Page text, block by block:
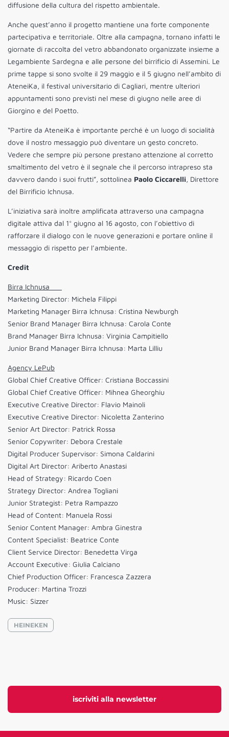
iscriviti alla newsletter
diffusione della cultura del rispetto ambientale.
Anche quest’anno il progetto mantiene una forte componente
partecipativa e territoriale. Oltre alla campagna, tornano infatti le
giornate di raccolta del vetro abbandonato organizzate insieme a
Legambiente Sardegna e alle persone del birrificio di Assemini. Le
prime tappe si sono svolte il 29 maggio e il 5 giugno nell’ambito di
AteneiKa, il festival universitario di Cagliari, mentre ulteriori
appuntamenti sono previsti nel mese di giugno nelle aree di
Giorgino e del Poetto.
“Partire da AteneiKa è importante perché è un luogo di socialità
dove il nostro messaggio può diventare un gesto concreto.
Vedere che sempre più persone prestano attenzione al corretto
smaltimento del vetro è il segnale che il percorso intrapreso sta
davvero dando i suoi frutti”, sottolinea Paolo Ciccarelli, Direttore
del Birrificio Ichnusa.
L’iniziativa sarà inoltre amplificata attraverso una campagna
digitale attiva dal 1° giugno al 16 agosto, con l’obiettivo di
rafforzare il dialogo con le nuove generazioni e portare online il
messaggio di rispetto per l’ambiente.
Credit
Birra Ichnusa
Marketing Director: Michela Filippi
Marketing Manager Birra Ichnusa: Cristina Newburgh
Senior Brand Manager Birra Ichnusa: Carola Conte
Brand Manager Birra Ichnusa: Virginia Campitiello
Junior Brand Manager Birra Ichnusa: Marta Lilliu
Agency LePub
Global Chief Creative Officer: Cristiana Boccassini
Global Chief Creative Officer: Mihnea Gheorghiu
Executive Creative Director: Flavio Mainoli
Executive Creative Director: Nicoletta Zanterino
Senior Art Director: Patrick Rossa
Senior Copywriter: Debora Crestale
Digital Producer Supervisor: Simona Caldarini
Digital Art Director: Ariberto Anastasi
Head of Strategy: Ricardo Coen
Strategy Director: Andrea Togliani
Junior Strategist: Petra Rampazzo
Head of Content: Manuela Rossi
Senior Content Manager: Ambra Ginestra
Content Specialist: Beatrice Conte
Client Service Director: Benedetta Virga
Account Executive: Giulia Calciano
Chief Production Officer: Francesca Zazzera
Producer: Martina Trozzi
Music: Sizzer
HEINEKEN